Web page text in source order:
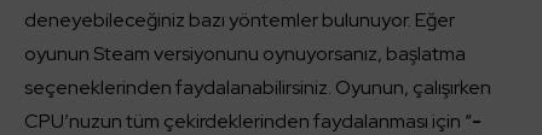
deneyebileceğiniz bazı yöntemler bulunuyor. Eğer
oyunun Steam versiyonunu oynuyorsanız, başlatma
seçeneklerinden faydalanabilirsiniz. Oyunun, çalışırken
CPU’nuzun tüm çekirdeklerinden faydalanması için “-